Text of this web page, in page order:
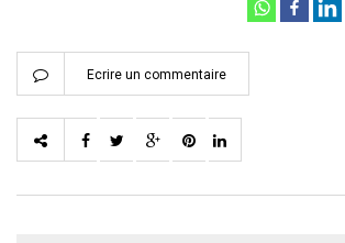
Ecrire un commentaire